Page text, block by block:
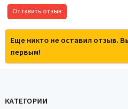
Оставить отзыв
Еще никто не оставил отзыв.
первым!
КАТЕГОРИИ